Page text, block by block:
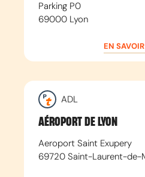
Parking P0
69000 Lyon
EN
ADL
AÉROPORT DE LYON
Aeroport Saint Exupery
69720 Saint-Laurent-de-